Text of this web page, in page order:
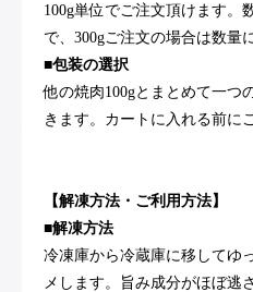
100g単位でご注文頂けます。
で、300gご注文の場合は数量
■包装の選択
他の焼肉100gとまとめて一つ
きます。カートに入れる前に
【解凍方法・ご利用方法】
■解凍方法
冷凍庫から冷蔵庫に移してゆ
メします。旨み成分がほぼ逃